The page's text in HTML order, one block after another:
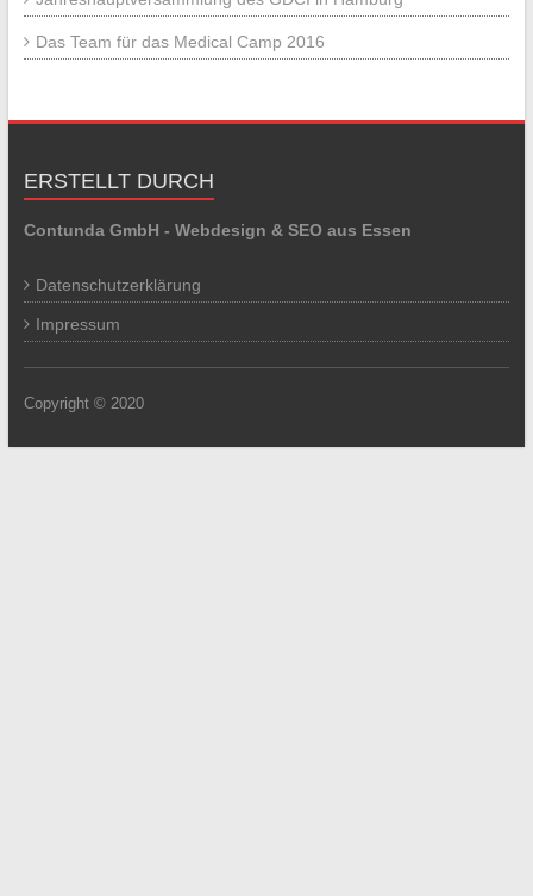
Das Team für das Medical Camp 2016
ERSTELLT DURCH
Contunda GmbH - Webdesign & SEO aus Essen
Datenschutzerklärung
Impressum
Copyright © 2020